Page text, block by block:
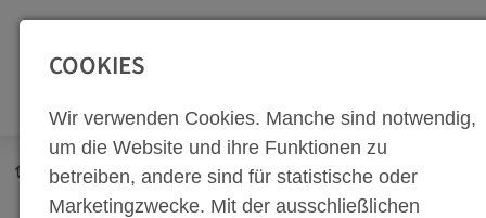
Zur Top Navigation springen [Alt+1]Zur Hauptnavigation
Newsroom
Neuigkeiten
Netzwerk Zukunftsregion Steyr bei weba Werkzeugbau
COOKIES
Wir verwenden Cookies. Manche sind notwendig,
um die Website und ihre Funktionen zu
betreiben, andere sind für statistische oder
Marketingzwecke. Mit der ausschließlichen